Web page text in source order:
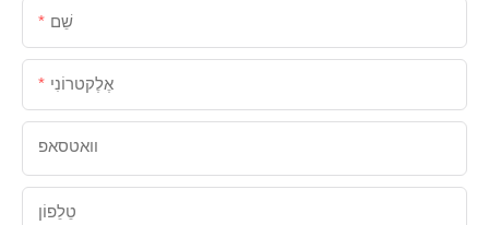
שֵׁם
אֶלֶקטרוֹנִי
וואטסאפ
טֵלֵפוֹן